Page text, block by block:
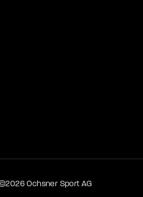
Ochsner Sport AG